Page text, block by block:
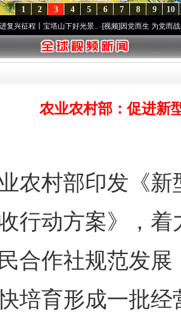
10
9
8
7
6
5
4
3
2
1
宝塔山下好光景..·[视频]因党而生 为党而战——百年“
农业农村部：促进新
村部印发《新
行动方案》，
合作社规范发
培育形成一批